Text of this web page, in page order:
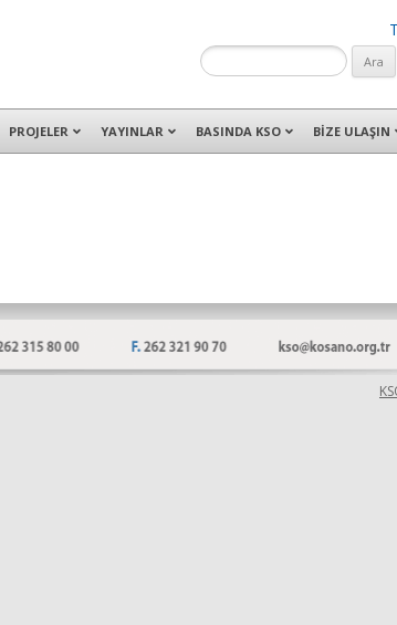
ve İMES OSB’deki ofisleri ile hizmet vermektedir.
PROJELER YAYINLAR BASINDA KSO BİZE ULAŞIN